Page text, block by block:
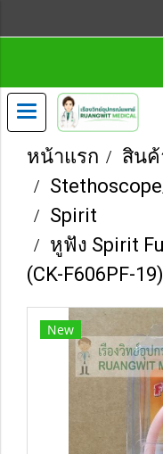
หน้าแรก
สิน
Spirit
หูฟัง Spirit
(CK-F606PF-19)
New